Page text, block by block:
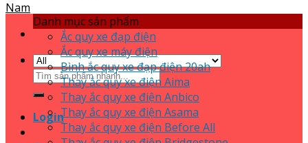
Search
for:
Login
Danh mục sản phẩm
Ắc quy xe đạp điện
Ắc quy xe máy điện
Bình ắc quy xe đạp điện 20ah
Thay ắc quy xe điện Aima
Thay ắc quy xe điện Anbico
Thay ắc quy xe điện Asama
Thay ắc quy xe điện Before All